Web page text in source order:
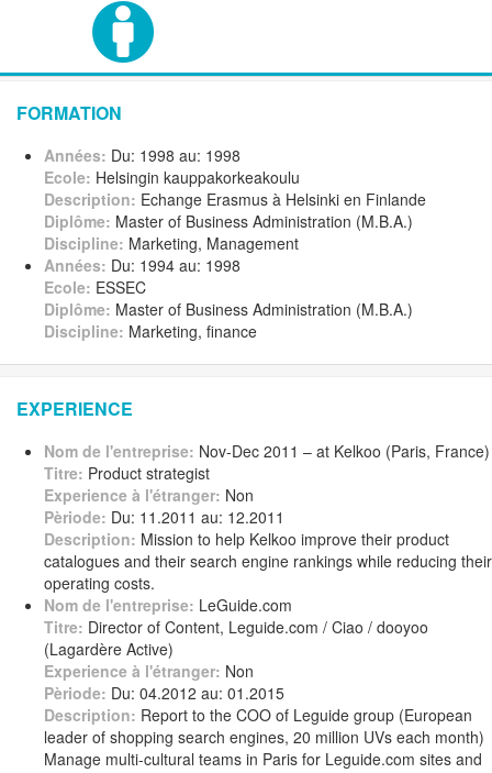
FORMATION
Années: Du: 1998 au: 1998
Ecole: Helsingin kauppakorkeakoulu
Description: Echange Erasmus à Helsinki en Finlande
Diplôme: Master of Business Administration (M.B.A.)
Discipline: Marketing, Management
Années: Du: 1994 au: 1998
Ecole: ESSEC
Diplôme: Master of Business Administration (M.B.A.)
Discipline: Marketing, finance
EXPERIENCE
Nom de l'entreprise: Nov-Dec 2011 – at Kelkoo (Paris, France)
Titre: Product strategist
Experience à l'étranger: Non
Pèriode: Du: 11.2011 au: 12.2011
Description: Mission to help Kelkoo improve their product
catalogues and their search engine rankings while reducing their
operating costs.
Nom de l'entreprise: LeGuide.com
Titre: Director of Content, Leguide.com / Ciao / dooyoo
(Lagardère Active)
Experience à l'étranger: Non
Pèriode: Du: 04.2012 au: 01.2015
Description: Report to the COO of Leguide group (European
leader of shopping search engines, 20 million UVs each month)
Manage multi-cultural teams in Paris for Leguide.com sites and